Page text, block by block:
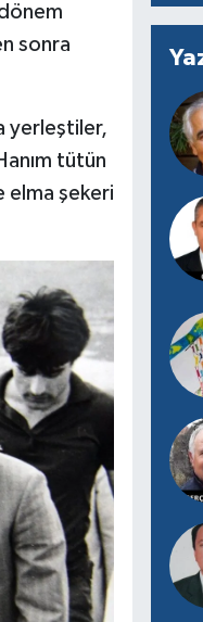
sonra
yerleştiler,
tütün
elma şekeri